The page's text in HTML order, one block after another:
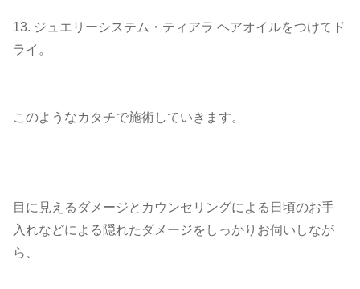
13. ジュエリーシステム・ティアラ ヘアオイルをつけてド
ライ。
このようなカタチで施術していきます。
目に見えるダメージとカウンセリングによる日頃のお手
入れなどによる隠れたダメージをしっかりお伺いしなが
ら、